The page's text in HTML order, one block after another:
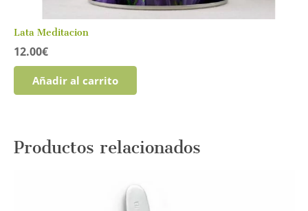
Lata Meditacion
12.00€
Añadir al carrito
Productos relacionados